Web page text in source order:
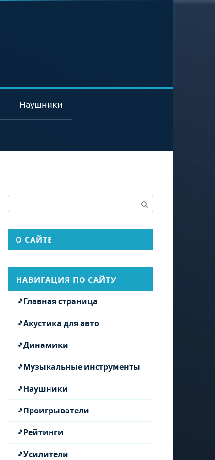
Наушники
О САЙТЕ
НАВИГАЦИЯ ПО САЙТУ
Главная страница
Акустика для авто
Динамики
Музыкальные инструменты
Наушники
Проигрыватели
Рейтинги
Усилители